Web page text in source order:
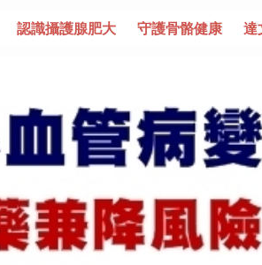
達文西手術專欄 2025植牙指南